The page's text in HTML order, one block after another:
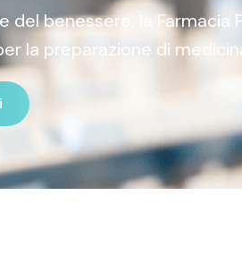
del benessere, la Farmacia
la preparazione di